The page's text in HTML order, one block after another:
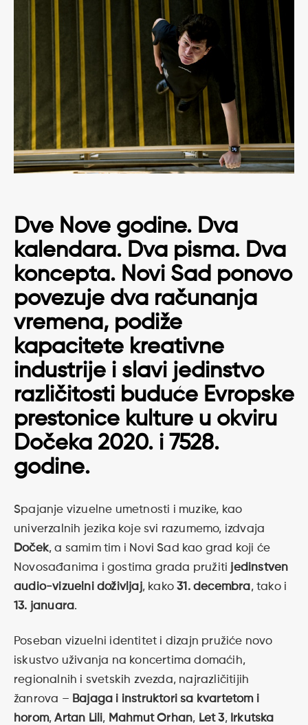
Dve Nove godine. Dva
kalendara. Dva pisma. Dva
koncepta. Novi Sad ponovo
povezuje dva računanja
vremena, podiže
kapacitete kreativne
industrije i slavi jedinstvo
različitosti buduće Evropske
prestonice kulture u okviru
Dočeka 2020. i 7528.
godine.
Spajanje vizuelne umetnosti i muzike, kao
univerzalnih jezika koje svi razumemo, izdvaja
Doček, a samim tim i Novi Sad kao grad koji će
Novosađanima i gostima grada pružiti jedinstven
audio-vizuelni doživljaj, kako31. decembra, tako i
13. januara.
Poseban vizuelni identitet i dizajn pružiće novo
iskustvo uživanja na koncertima domaćih,
regionalnih i svetskih zvezda, najrazličitijih
žanrova – Bajaga i instruktori sa kvartetom i
horom,Artan Lili, Mahmut Orhan, Let 3, Irkutska